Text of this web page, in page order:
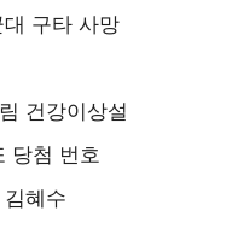
구타 사망
건강이상설
당첨 번호
혜수